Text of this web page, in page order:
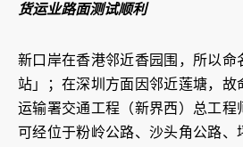
货运业路面测试顺利
新口岸在香港邻近香园围，所以命
站」；在深圳方面因邻近莲塘，故
运输署交通工程（新界西）总工程
可经位于粉岭公路、沙头角公路、